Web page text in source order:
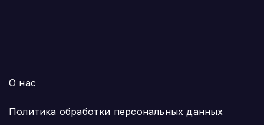
О нас
Политика обработки персональных данных